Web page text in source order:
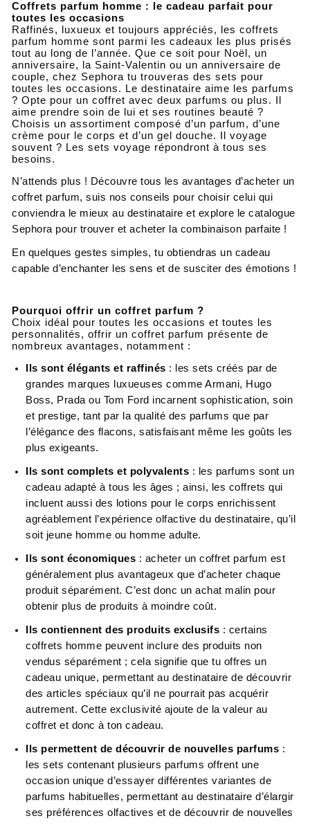
Coffrets parfum homme : le cadeau parfait pour
toutes les occasions
Raffinés, luxueux et toujours appréciés, les coffrets
parfum homme sont parmi les cadeaux les plus prisés
tout au long de l’année. Que ce soit pour Noël, un
anniversaire, la Saint-Valentin ou un anniversaire de
couple, chez Sephora tu trouveras des sets pour
toutes les occasions. Le destinataire aime les parfums
? Opte pour un coffret avec deux parfums ou plus. Il
aime prendre soin de lui et ses routines beauté ?
Choisis un assortiment composé d’un parfum, d’une
crème pour le corps et d’un gel douche. Il voyage
souvent ? Les sets voyage répondront à tous ses
besoins.
N’attends plus ! Découvre tous les avantages d’acheter un
coffret parfum, suis nos conseils pour choisir celui qui
conviendra le mieux au destinataire et explore le catalogue
Sephora pour trouver et acheter la combinaison parfaite !
En quelques gestes simples, tu obtiendras un cadeau
capable d’enchanter les sens et de susciter des émotions !
Pourquoi offrir un coffret parfum ?
Choix idéal pour toutes les occasions et toutes les
personnalités, offrir un coffret parfum présente de
nombreux avantages, notamment :
Ils sont élégants et raffinés : les sets créés par de
grandes marques luxueuses comme Armani, Hugo
Boss, Prada ou Tom Ford incarnent sophistication, soin
et prestige, tant par la qualité des parfums que par
l’élégance des flacons, satisfaisant même les goûts les
plus exigeants.
Ils sont complets et polyvalents : les parfums sont un
cadeau adapté à tous les âges ; ainsi, les coffrets qui
incluent aussi des lotions pour le corps enrichissent
agréablement l’expérience olfactive du destinataire, qu’il
soit jeune homme ou homme adulte.
Ils sont économiques : acheter un coffret parfum est
généralement plus avantageux que d’acheter chaque
produit séparément. C’est donc un achat malin pour
obtenir plus de produits à moindre coût.
Ils contiennent des produits exclusifs : certains
coffrets homme peuvent inclure des produits non
vendus séparément ; cela signifie que tu offres un
cadeau unique, permettant au destinataire de découvrir
des articles spéciaux qu’il ne pourrait pas acquérir
autrement. Cette exclusivité ajoute de la valeur au
coffret et donc à ton cadeau.
Ils permettent de découvrir de nouvelles parfums :
les sets contenant plusieurs parfums offrent une
occasion unique d’essayer différentes variantes de
parfums habituelles, permettant au destinataire d’élargir
ses préférences olfactives et de découvrir de nouvelles